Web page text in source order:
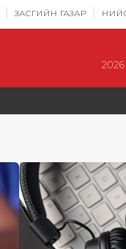
ЗАСГИЙН ГАЗАР